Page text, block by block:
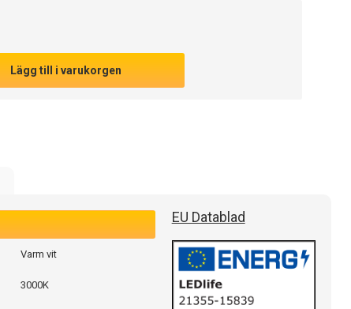
Lägg till i varukorgen
Varm vit
3000K
EU Datablad